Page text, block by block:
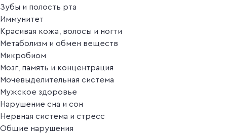
Зубы и полость рта
Иммунитет
Красивая кожа, волосы и ногти
Метаболизм и обмен веществ
Микробиом
Мозг, память и концентрация
Мочевыделительная система
Мужское здоровье
Нарушение сна и сон
Нервная система и стресс
Общие нарушения